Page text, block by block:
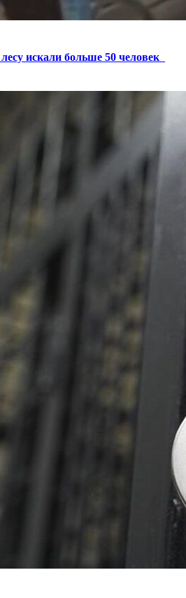
искали больше 50 человек